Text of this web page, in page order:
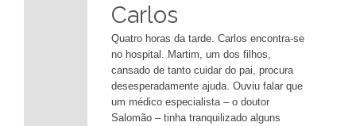
Carlos
Quatro horas da tarde. Carlos encontra-se
no hospital. Martim, um dos filhos,
cansado de tanto cuidar do pai, procura
desesperadamente ajuda. Ouviu falar que
um médico especialista – o doutor
Salomão – tinha tranquilizado alguns